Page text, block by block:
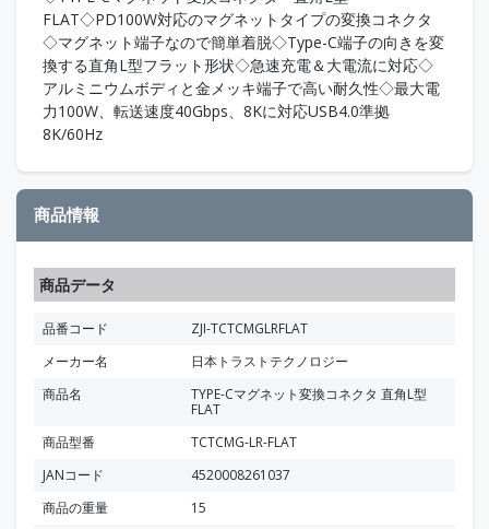
FLAT◇PD100W対応のマグネットタイプの変換コネクタ
◇マグネット端子なので簡単着脱◇Type-C端子の向きを変
換する直角L型フラット形状◇急速充電＆大電流に対応◇
アルミニウムボディと金メッキ端子で高い耐久性◇最大電
力100W、転送速度40Gbps、8Kに対応USB4.0準拠
8K/60Hz
商品情報
商品データ
品番コード
ZJI-TCTCMGLRFLAT
メーカー名
日本トラストテクノロジー
商品名
TYPE-Cマグネット変換コネクタ 直角L型
FLAT
商品型番
TCTCMG-LR-FLAT
JANコード
4520008261037
商品の重量
15